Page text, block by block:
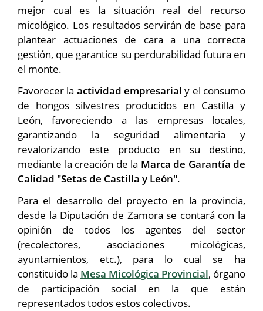
mejor cual es la situación real del recurso
micológico. Los resultados servirán de base para
plantear actuaciones de cara a una correcta
gestión, que garantice su perdurabilidad futura en
el monte.
Favorecer la actividad empresarial y el consumo
de hongos silvestres producidos en Castilla y
León, favoreciendo a las empresas locales,
garantizando la seguridad alimentaria y
revalorizando este producto en su destino,
mediante la creación de la Marca de Garantía de
Calidad "Setas de Castilla y León".
Para el desarrollo del proyecto en la provincia,
desde la Diputación de Zamora se contará con la
opinión de todos los agentes del sector
(recolectores, asociaciones micológicas,
ayuntamientos, etc.), para lo cual se ha
constituido la Mesa Micológica Provincial, órgano
de participación social en la que están
representados todos estos colectivos.